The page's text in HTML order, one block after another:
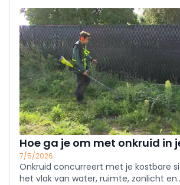
outdooroplossingen met tijdloos
afwerking en optimaal comfort in elk
Hoe ga je om met onkruid in
7/5/2026
Onkruid concurreert met je kostbare
het vlak van water, ruimte, zonlicht en